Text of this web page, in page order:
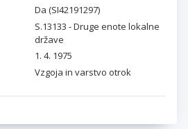
Da (SI42191297)
S.13133 - Druge enote lokalne
države
1. 4. 1975
Vzgoja in varstvo otrok